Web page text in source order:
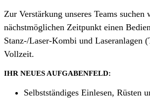
Zur Verstärkung unseres Teams suchen
nächstmöglichen Zeitpunkt einen
Stanz-/Laser-Kombi und Laseranlagen
Vollzeit.
IHR NEUES AUFGABENFELD:
Selbstständiges Einlesen, Rüsten